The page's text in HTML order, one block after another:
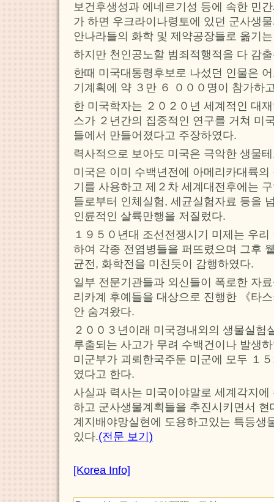
보건후생성과 에네르기성 등에 속한 민
가 하면 우크라이나령토에 있던 군사생
안나라들의 화학 및 제약공장들로 옮기
하지만 천인공노할 범죄적행적을 다 감
한때 미국대통령후보로 나섰던 인물은
기계획에 약 ３만 ６ ０００명이 참가하
한 미국학자는 ２０２０년 세계적인 대
스가 ２년간의 집중적인 연구를 거쳐 미
들에서 만들어졌다고 주장하였다.
력사적으로 보아도 미국은 극악한 생물
미국은 이미 수백년전에 아메리카대륙
기를 사용하고 제２차 세계대전후에는
들로부터 인체실험, 세균실험자료 등을
인륜적인 살륙만행을 저질렀다.
１９５０년대 조선전쟁시기 미제는 우
하여 각종 전염병들을 퍼뜨렸으며 그후
균전, 화학전을 미친듯이 감행하였다.
일부 전문기관들과 외신들이 폭로한 자
리카계 후예들을 대상으로 진행한 《타
안 숨겨왔다.
２００３년이래 미국경내외의 생물실험
루출되는 사고가 무려 수백건이나 발생
미군부가 괴뢰한국주둔 미군에 모두 １
였다고 한다.
사실과 력사는 미국이야말로 세계각지
하고 군사생물계획들을 추진시키면서
계지배야망실현에 도용하고있는 특등생
있다.(전문 보기)
[Korea Info]